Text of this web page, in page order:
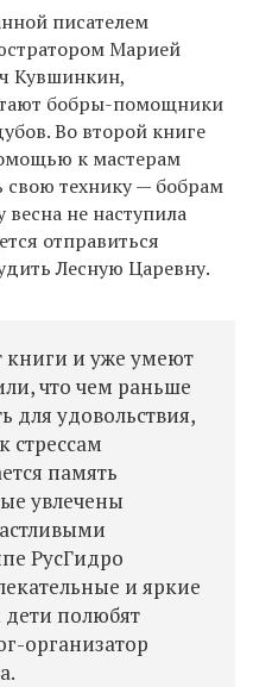
писателем
Марией
Кувшинкин,
бобры-помощники
Во второй книге
к мастерам
свою технику — бобрам
не наступила
отправиться
Лесную Царевну.
книги и уже умеют
что чем раньше
для удовольствия,
стрессам
память
увлечены
РусГидро
и яркие
полюбят
организатор